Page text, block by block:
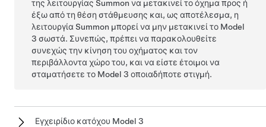
της λειτουργίαςSummon να μετακινεί το όχημα προς ή
έξω από τη θέση στάθμευσης και, ως αποτέλεσμα, η
λειτουργίαSummon μπορεί να μην μετακινεί το Model
3 σωστά. Συνεπώς, πρέπει να παρακολουθείτε
συνεχώς την κίνηση του οχήματος και τον
περιβάλλοντα χώρο του, και να είστε έτοιμοι να
σταματήσετε το Model 3 οποιαδήποτε στιγμή.
Εγχειρίδιο κατόχου Model 3